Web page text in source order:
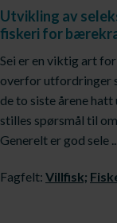
Utvikling av
fiskeri for
Sei er en viktig art
overfor utfordringer
de to siste årene
stilles spørsmål til
Generelt er god sele
Fagfelt: Villfisk;